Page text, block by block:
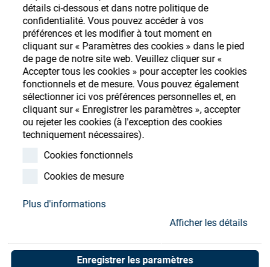
détails ci-dessous et dans notre politique de
confidentialité. Vous pouvez accéder à vos
préférences et les modifier à tout moment en
cliquant sur « Paramètres des cookies » dans le pied
de page de notre site web. Veuillez cliquer sur «
Accepter tous les cookies » pour accepter les cookies
fonctionnels et de mesure. Vous pouvez également
sélectionner ici vos préférences personnelles et, en
cliquant sur « Enregistrer les paramètres », accepter
ou rejeter les cookies (à l'exception des cookies
techniquement nécessaires).
Cookies fonctionnels
Cookies de mesure
Plus d'informations
Afficher les détails
Enregistrer les paramètres
Carrière
Ressources
Contact
Store
S'enregistrer Login